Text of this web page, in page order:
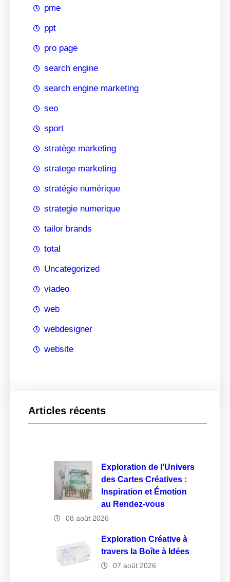
pme
ppt
pro page
search engine
search engine marketing
seo
sport
stratège marketing
stratege marketing
stratégie numérique
strategie numerique
tailor brands
total
Uncategorized
viadeo
web
webdesigner
website
Articles récents
Exploration de l’Univers
des Cartes Créatives :
Inspiration et Émotion
au Rendez-vous
08 août 2026
Exploration Créative à
travers la Boîte à Idées
07 août 2026